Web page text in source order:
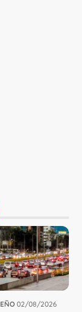
02/08/2026